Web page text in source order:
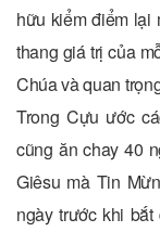
hữu kiểm điểm lại
thang giá trị của
Chúa và quan
Trong Cựu ước
cũng ăn chay 40
Giêsu mà Tin
ngày trước khi